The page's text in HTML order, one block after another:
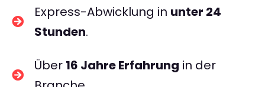
Express-Abwicklung in unter 24
Stunden.
Über 16 Jahre Erfahrung in der